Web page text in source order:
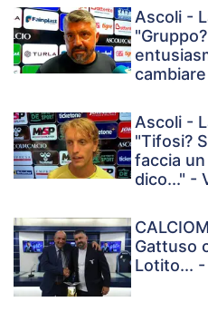
Ascoli -
Ascoli -
"Tifosi?
faccia
dico..." -
Gattuso
Lotito... -